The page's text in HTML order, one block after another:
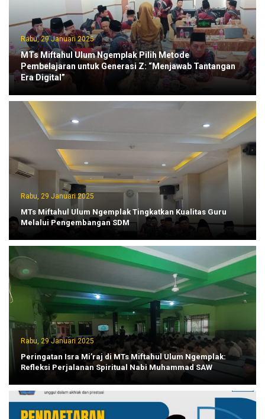
Rabu, 29 Januari 2025
MTs Miftahul Ulum Ngemplak Pilih Metode
Pembelajaran untuk Generasi Z: “Menjawab Tantangan
Era Digital”
Rabu, 29 Januari 2025
MTs Miftahul Ulum Ngemplak Tingkatkan Kualitas Guru
Melalui Pengembangan SDM
Rabu, 29 Januari 2025
Peringatan Isra Mi’raj di MTs Miftahul Ulum Ngemplak:
Refleksi Perjalanan Spiritual Nabi Muhammad SAW